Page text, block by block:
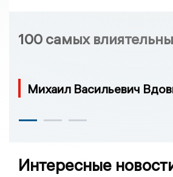
100 самых
Михаил Васильевич
Интересные